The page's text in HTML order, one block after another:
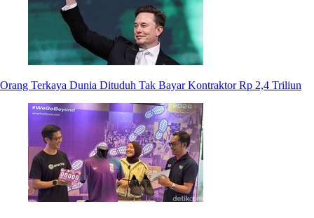
Orang Terkaya Dunia Dituduh Tak Bayar Kontraktor Rp 2,4 Triliun